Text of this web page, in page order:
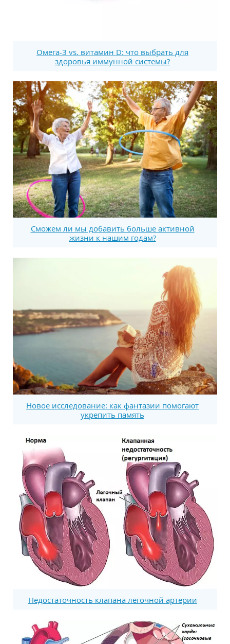
Омега-3 vs. витамин D: что выбрать для
здоровья иммунной системы?
Сможем ли мы добавить больше активной
жизни к нашим годам?
Новое исследование: как фантазии помогают
укрепить память
Недостаточность клапана легочной артерии